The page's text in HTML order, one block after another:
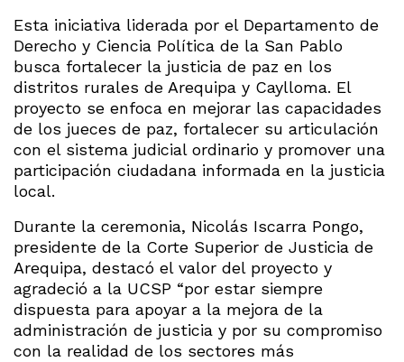
Esta iniciativa liderada por el Departamento de
Derecho y Ciencia Política de la San Pablo
busca fortalecer la justicia de paz en los
distritos rurales de Arequipa y Caylloma. El
proyecto se enfoca en mejorar las capacidades
de los jueces de paz, fortalecer su articulación
con el sistema judicial ordinario y promover una
participación ciudadana informada en la justicia
local.
Durante la ceremonia, Nicolás Iscarra Pongo,
presidente de la Corte Superior de Justicia de
Arequipa, destacó el valor del proyecto y
agradeció a la UCSP “por estar siempre
dispuesta para apoyar a la mejora de la
administración de justicia y por su compromiso
con la realidad de los sectores más